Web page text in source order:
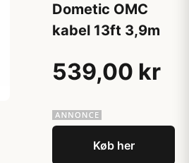
Dometic OMC
kabel 13ft 3,9m
539,00 kr
Køb her